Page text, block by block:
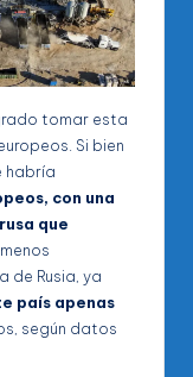
tomar esta
Si bien
habría
con una
que
de Rusia, ya
país apenas
según datos